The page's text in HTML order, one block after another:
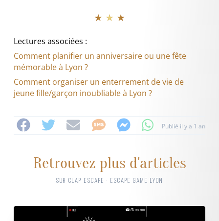
★ ★ ★
Lectures associées :
Comment planifier un anniversaire ou une fête
mémorable à Lyon ?
Comment organiser un enterrement de vie de
jeune fille/garçon inoubliable à Lyon ?
Publié il y a 1 an
Retrouvez plus d'articles
SUR CLAP ESCAPE · ESCAPE GAME LYON